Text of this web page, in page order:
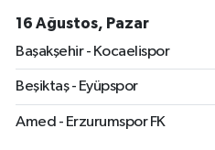
16 Ağustos, Pazar
Başakşehir - Kocaelispor
Beşiktaş - Eyüpspor
Amed - Erzurumspor FK